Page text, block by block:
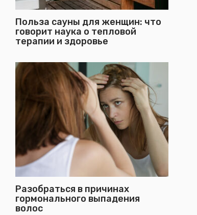
Польза сауны для женщин: что
говорит наука о тепловой
терапии и здоровье
Разобраться в причинах
гормонального выпадения
волос